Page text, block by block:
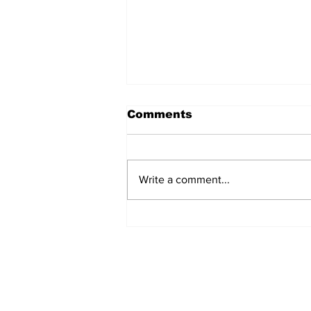
Comments
Write a comment...